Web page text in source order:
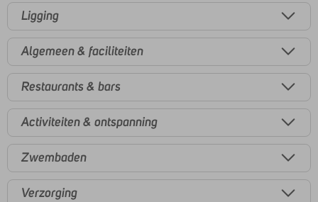
Ligging
Algemeen & faciliteiten
Restaurants & bars
Activiteiten & ontspanning
Zwembaden
Verzorging